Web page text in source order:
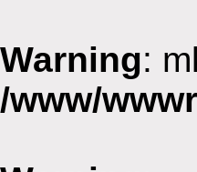
Warning:
/www/